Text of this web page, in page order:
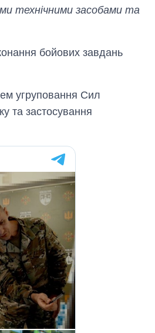
технічними засобами та
бойових завдань
угруповання Сил
та застосування